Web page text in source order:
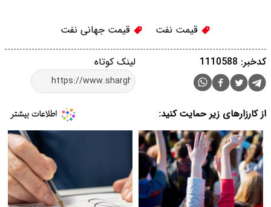
قیمت نفت قیمت جهانی نفت
لینک کوتاه کدخبر: 1110588
از کارزارهای زیر حمایت کنید: